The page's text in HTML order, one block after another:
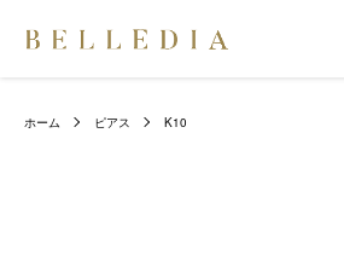
ホーム ピアス K10